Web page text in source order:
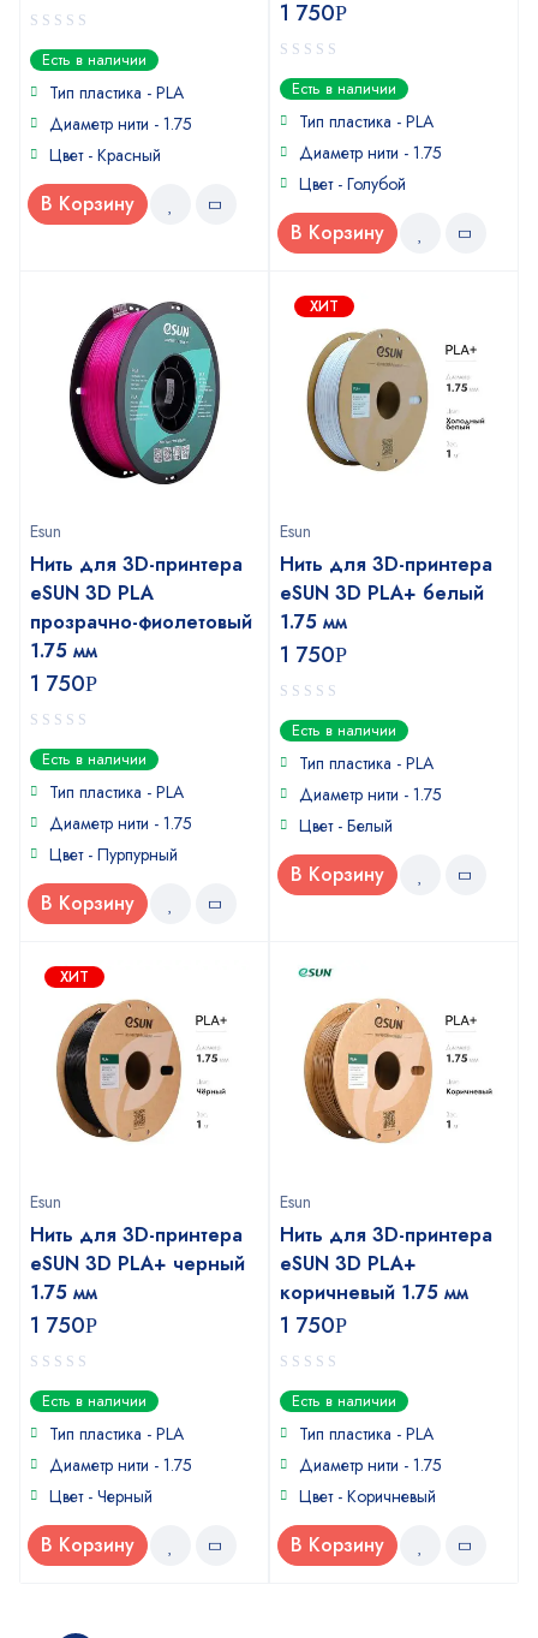
0
out
of
Есть в наличии
Тип пластика - PLA
Диаметр нити - 1.75
Цвет - Красный
В Корзину
1 750Р
0
out
of
Есть в наличии
Тип пластика - PLA
Диаметр нити - 1.75
Цвет - Голубой
В Корзину
Esun
Нить для 3D-принтера
eSUN 3D PLA
прозрачно-фиолетовый
1.75 мм
1 750Р
0
out
of
Есть в наличии
Тип пластика - PLA
Диаметр нити - 1.75
Цвет - Пурпурный
В Корзину
ХИТ
Esun
Нить для 3D-принтера
eSUN 3D PLA+ белый
1.75 мм
1 750Р
0
out
of
Есть в наличии
Тип пластика - PLA
Диаметр нити - 1.75
Цвет - Белый
В Корзину
ХИТ
Esun
Нить для 3D-принтера
eSUN 3D PLA+ черный
1.75 мм
1 750Р
0
out
of
Есть в наличии
Тип пластика - PLA
Диаметр нити - 1.75
Цвет - Черный
В Корзину
Esun
Нить для 3D-принтера
eSUN 3D PLA+
коричневый 1.75 мм
1 750Р
0
out
of
Есть в наличии
Тип пластика - PLA
Диаметр нити - 1.75
Цвет - Коричневый
В Корзину